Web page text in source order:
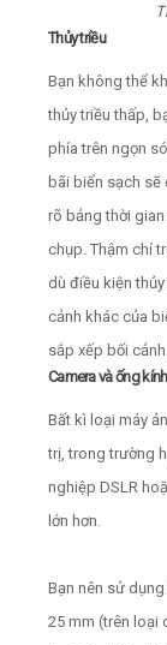
Thủy triều
Bạn không thể
thủy triều thấp,
phía trên ngọn
bãi biển sạch sẽ
rõ bảng thời
chụp. Thậm chí
dù điều kiện
cảnh khác của
sắp xếp bối
Camera và ống kính
Bất kì loại máy
trị, trong trường
nghiệp DSLR
lớn hơn.
Bạn nên sử
25 mm (trên loại